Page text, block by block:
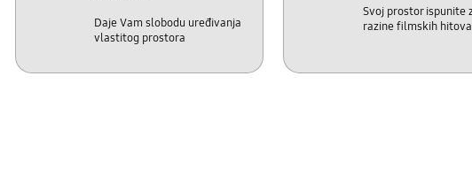
Daje Vam slobodu uređivanja
vlastitog prostora
Svoj prostor ispunite
razine filmskih hitova